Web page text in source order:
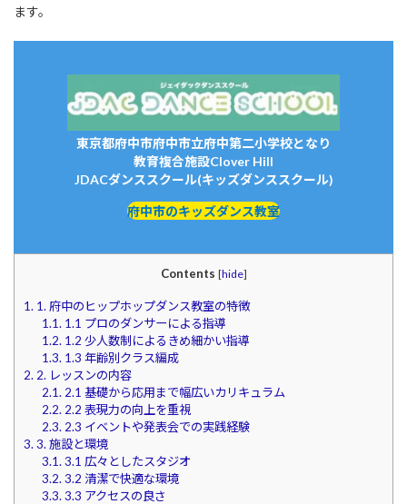
ます。
東京都府中市府中市立府中第二小学校となり
教育複合施設Clover Hill
JDACダンススクール(キッズダンススクール)
府中市のキッズダンス教室
Contents [hide]
1. 1. 府中のヒップホップダンス教室の特徴
1.1. 1.1 プロのダンサーによる指導
1.2. 1.2 少人数制によるきめ細かい指導
1.3. 1.3 年齢別クラス編成
2. 2. レッスンの内容
2.1. 2.1 基礎から応用まで幅広いカリキュラム
2.2. 2.2 表現力の向上を重視
2.3. 2.3 イベントや発表会での実践経験
3. 3. 施設と環境
3.1. 3.1 広々としたスタジオ
3.2. 3.2 清潔で快適な環境
3.3. 3.3 アクセスの良さ